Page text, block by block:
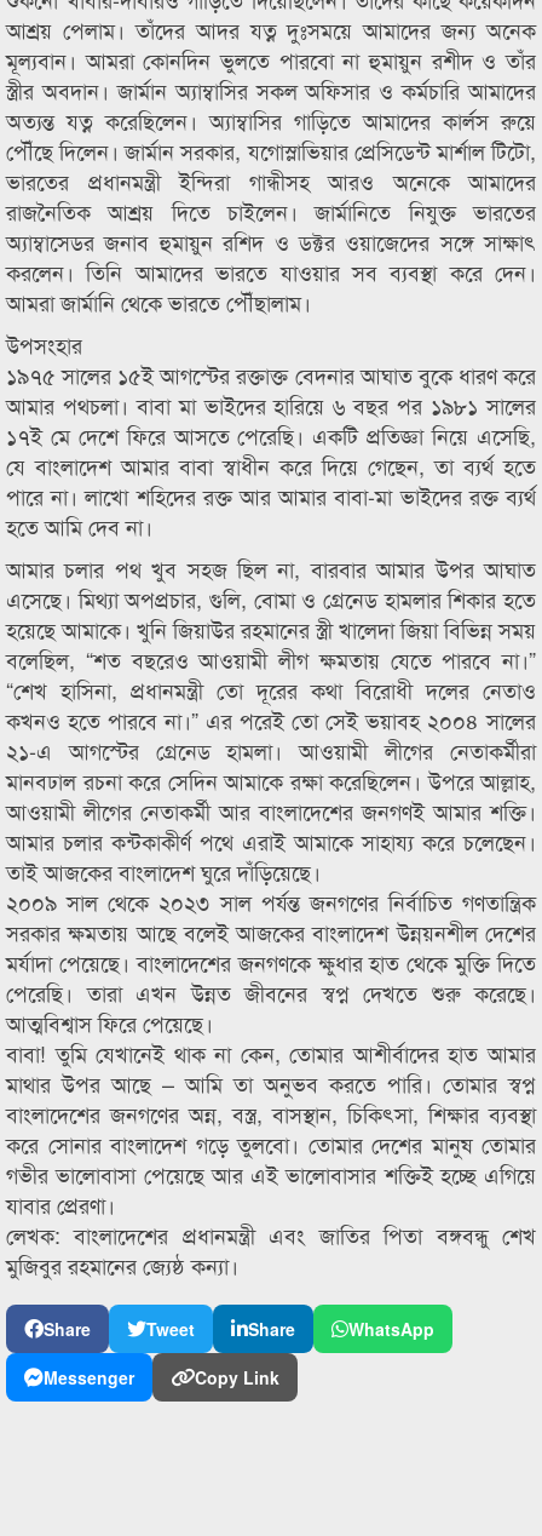
আশ্রয় পেলাম। তাঁদের আদর যত্ন দুঃসময়ে আমাদের জন্য অনেক
মূল্যবান। আমরা কোনদিন ভুলতে পারবো না হুমায়ুন রশীদ ও তাঁর
স্ত্রীর অবদান। জার্মান অ্যাম্বাসির সকল অফিসার ও কর্মচারি আমাদের
অত্যন্ত যত্ন করেছিলেন। অ্যাম্বাসির গাড়িতে আমাদের কার্লস রুয়ে
পৌঁছে দিলেন। জার্মান সরকার, যগোস্লাভিয়ার প্রেসিডেন্ট মার্শাল টিটো,
ভারতের প্রধানমন্ত্রী ইন্দিরা গান্ধীসহ আরও অনেকে আমাদের
রাজনৈতিক আশ্রয় দিতে চাইলেন। জার্মানিতে নিযুক্ত ভারতের
অ্যাম্বাসেডর জনাব হুমায়ুন রশিদ ও ডক্টর ওয়াজেদের সঙ্গে সাক্ষাৎ
করলেন। তিনি আমাদের ভারতে যাওয়ার সব ব্যবস্থা করে দেন।
আমরা জার্মানি থেকে ভারতে পৌঁছালাম।
উপসংহার
১৯৭৫ সালের ১৫ই আগস্টের রক্তাক্ত বেদনার আঘাত বুকে ধারণ করে
আমার পথচলা। বাবা মা ভাইদের হারিয়ে ৬ বছর পর ১৯৮১ সালের
১৭ই মে দেশে ফিরে আসতে পেরেছি। একটি প্রতিজ্ঞা নিয়ে এসেছি,
যে বাংলাদেশ আমার বাবা স্বাধীন করে দিয়ে গেছেন, তা ব্যর্থ হতে
পারে না। লাখো শহিদের রক্ত আর আমার বাবা-মা ভাইদের রক্ত ব্যর্থ
হতে আমি দেব না।
আমার চলার পথ খুব সহজ ছিল না, বারবার আমার উপর আঘাত
এসেছে। মিথ্যা অপপ্রচার, গুলি, বোমা ও গ্রেনেড হামলার শিকার হতে
হয়েছে আমাকে। খুনি জিয়াউর রহমানের স্ত্রী খালেদা জিয়া বিভিন্ন সময়
বলেছিল, “শত বছরেও আওয়ামী লীগ ক্ষমতায় যেতে পারবে না।”
“শেখ হাসিনা, প্রধানমন্ত্রী তো দূরের কথা বিরোধী দলের নেতাও
কখনও হতে পারবে না।” এর পরেই তো সেই ভয়াবহ ২০০৪ সালের
২১-এ আগস্টের গ্রেনেড হামলা। আওয়ামী লীগের নেতাকর্মীরা
মানবঢাল রচনা করে সেদিন আমাকে রক্ষা করেছিলেন। উপরে আল্লাহ,
আওয়ামী লীগের নেতাকর্মী আর বাংলাদেশের জনগণই আমার শক্তি।
আমার চলার কন্টকাকীর্ণ পথে এরাই আমাকে সাহায্য করে চলেছেন।
তাই আজকের বাংলাদেশ ঘুরে দাঁড়িয়েছে।
২০০৯ সাল থেকে ২০২৩ সাল পর্যন্ত জনগণের নির্বাচিত গণতান্ত্রিক
সরকার ক্ষমতায় আছে বলেই আজকের বাংলাদেশ উন্নয়নশীল দেশের
মর্যাদা পেয়েছে। বাংলাদেশের জনগণকে ক্ষুধার হাত থেকে মুক্তি দিতে
পেরেছি। তারা এখন উন্নত জীবনের স্বপ্ন দেখতে শুরু করেছে।
আত্মবিশ্বাস ফিরে পেয়েছে।
বাবা! তুমি যেখানেই থাক না কেন, তোমার আশীর্বাদের হাত আমার
মাথার উপর আছে – আমি তা অনুভব করতে পারি। তোমার স্বপ্ন
বাংলাদেশের জনগণের অন্ন, বস্ত্র, বাসস্থান, চিকিৎসা, শিক্ষার ব্যবস্থা
করে সোনার বাংলাদেশ গড়ে তুলবো। তোমার দেশের মানুষ তোমার
গভীর ভালোবাসা পেয়েছে আর এই ভালোবাসার শক্তিই হচ্ছে এগিয়ে
যাবার প্রেরণা।
লেখক: বাংলাদেশের প্রধানমন্ত্রী এবং জাতির পিতা বঙ্গবন্ধু শেখ
মুজিবুর রহমানের জ্যেষ্ঠ কন্যা।
Share Tweet Share
WhatsApp
Messenger
Copy Link